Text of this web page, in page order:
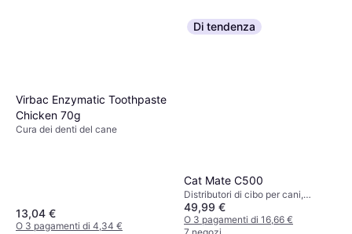
Virbac Enzymatic Toothpaste
Chicken 70g
Cura dei denti del cane
13,04 €
O 3 pagamenti di 4,34 €
Di tendenza
Cat Mate C500
Distributori di cibo per cani,
Distributori di cibo per gatti
49,99 €
O 3 pagamenti di 16,66 €